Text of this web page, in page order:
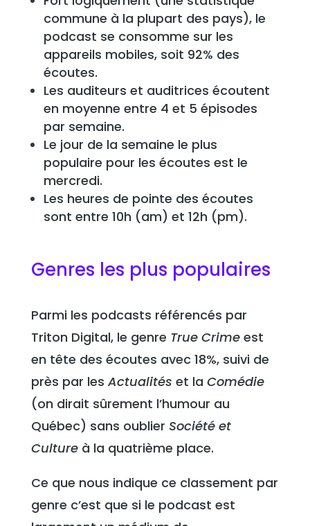
commune à la plupart des pays), le
podcast se consomme sur les
appareils mobiles, soit 92% des
écoutes.
Les auditeurs et auditrices écoutent
en moyenne entre 4 et 5 épisodes
par semaine.
Le jour de la semaine le plus
populaire pour les écoutes est le
mercredi.
Les heures de pointe des écoutes
sont entre 10h (am) et 12h (pm).
Genres les plus populaires
Parmi les podcasts référencés par
Triton Digital, le genre True Crimeest
en tête des écoutes avec 18%, suivi de
près par les Actualités et la Comédie
(on dirait sûrement l’humour au
Québec) sans oublier Société et
Cultureà la quatrième place.
Ce que nous indique ce classement par
genre c’est que si le podcast est